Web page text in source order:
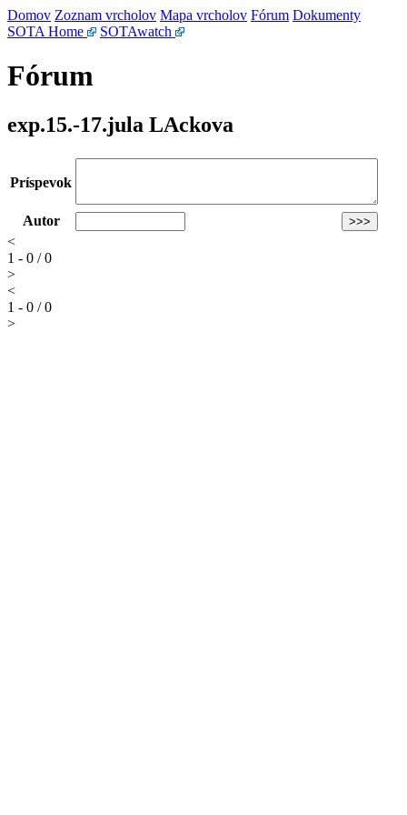
Domov Zoznam vrcholov Mapa vrcholov Fórum Dokumenty
SOTA Home
SOTAwatch
Fórum
exp.15.-17.jula LAckova
Príspevok
Autor
<
1 - 0 / 0
>
<
1 - 0 / 0
>